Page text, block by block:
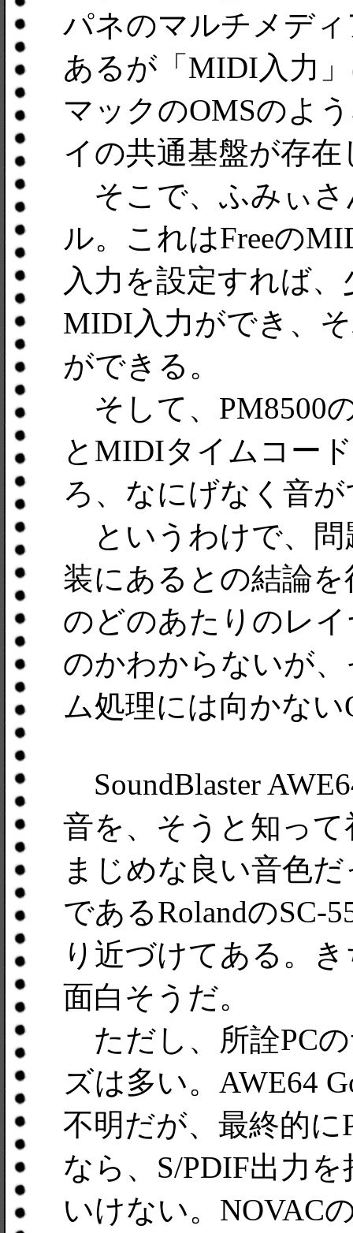
パネのマルチメデ
あるが「MIDI入力
マックのOMSのよ
イの共通基盤が存
そこで、ふみぃさ
ル。これはFreeの
入力を設定すれば
MIDI入力ができ、
ができる。
そして、PM8500
とMIDIタイムコー
ろ、なにげなく音
というわけで、問
装にあるとの結論
のどのあたりのレ
のかわからないが
ム処理には向かな
SoundBlaster
音を、そうと知っ
まじめな良い音色
であるRolandのSC-
り近づけてある。
面白そうだ。
ただし、所詮PC
ズは多い。AWE64
不明だが、最終的
なら、S/PDIF出力
いけない。NOVAC